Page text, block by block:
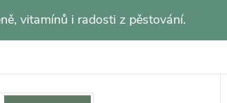
vitamínů i radosti z pěstování.